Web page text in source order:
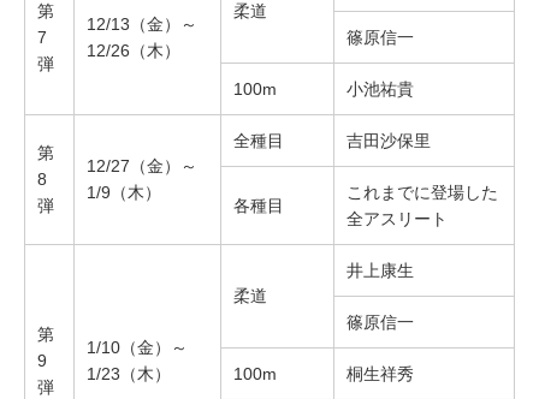
第
7
弾
12/13（金）～
12/26（木）
柔道
篠原信一
100m 小池祐貴
第
8
弾
12/27（金）～
1/9（木）
全種目 吉田沙保里
各種目
これまでに登場した
全アスリート
第
9
弾
1/10（金）～
1/23（木）
柔道
井上康生
篠原信一
100m 桐生祥秀